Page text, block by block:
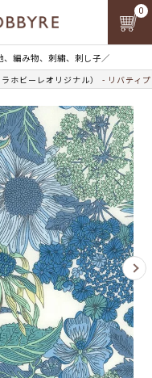
、編み物、刺繍、刺し子／
0
ホビーレオリジナル） リバティ